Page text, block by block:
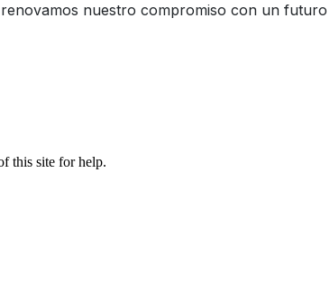
renovamos nuestro compromiso con un futuro